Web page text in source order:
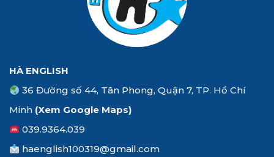
HÀ ENGLISH
36 Đường số 44, Tân Phong, Quận 7, TP. Hồ Chí
Minh (Xem Google Maps)
039.9364.039
haenglish100319@gmail.com